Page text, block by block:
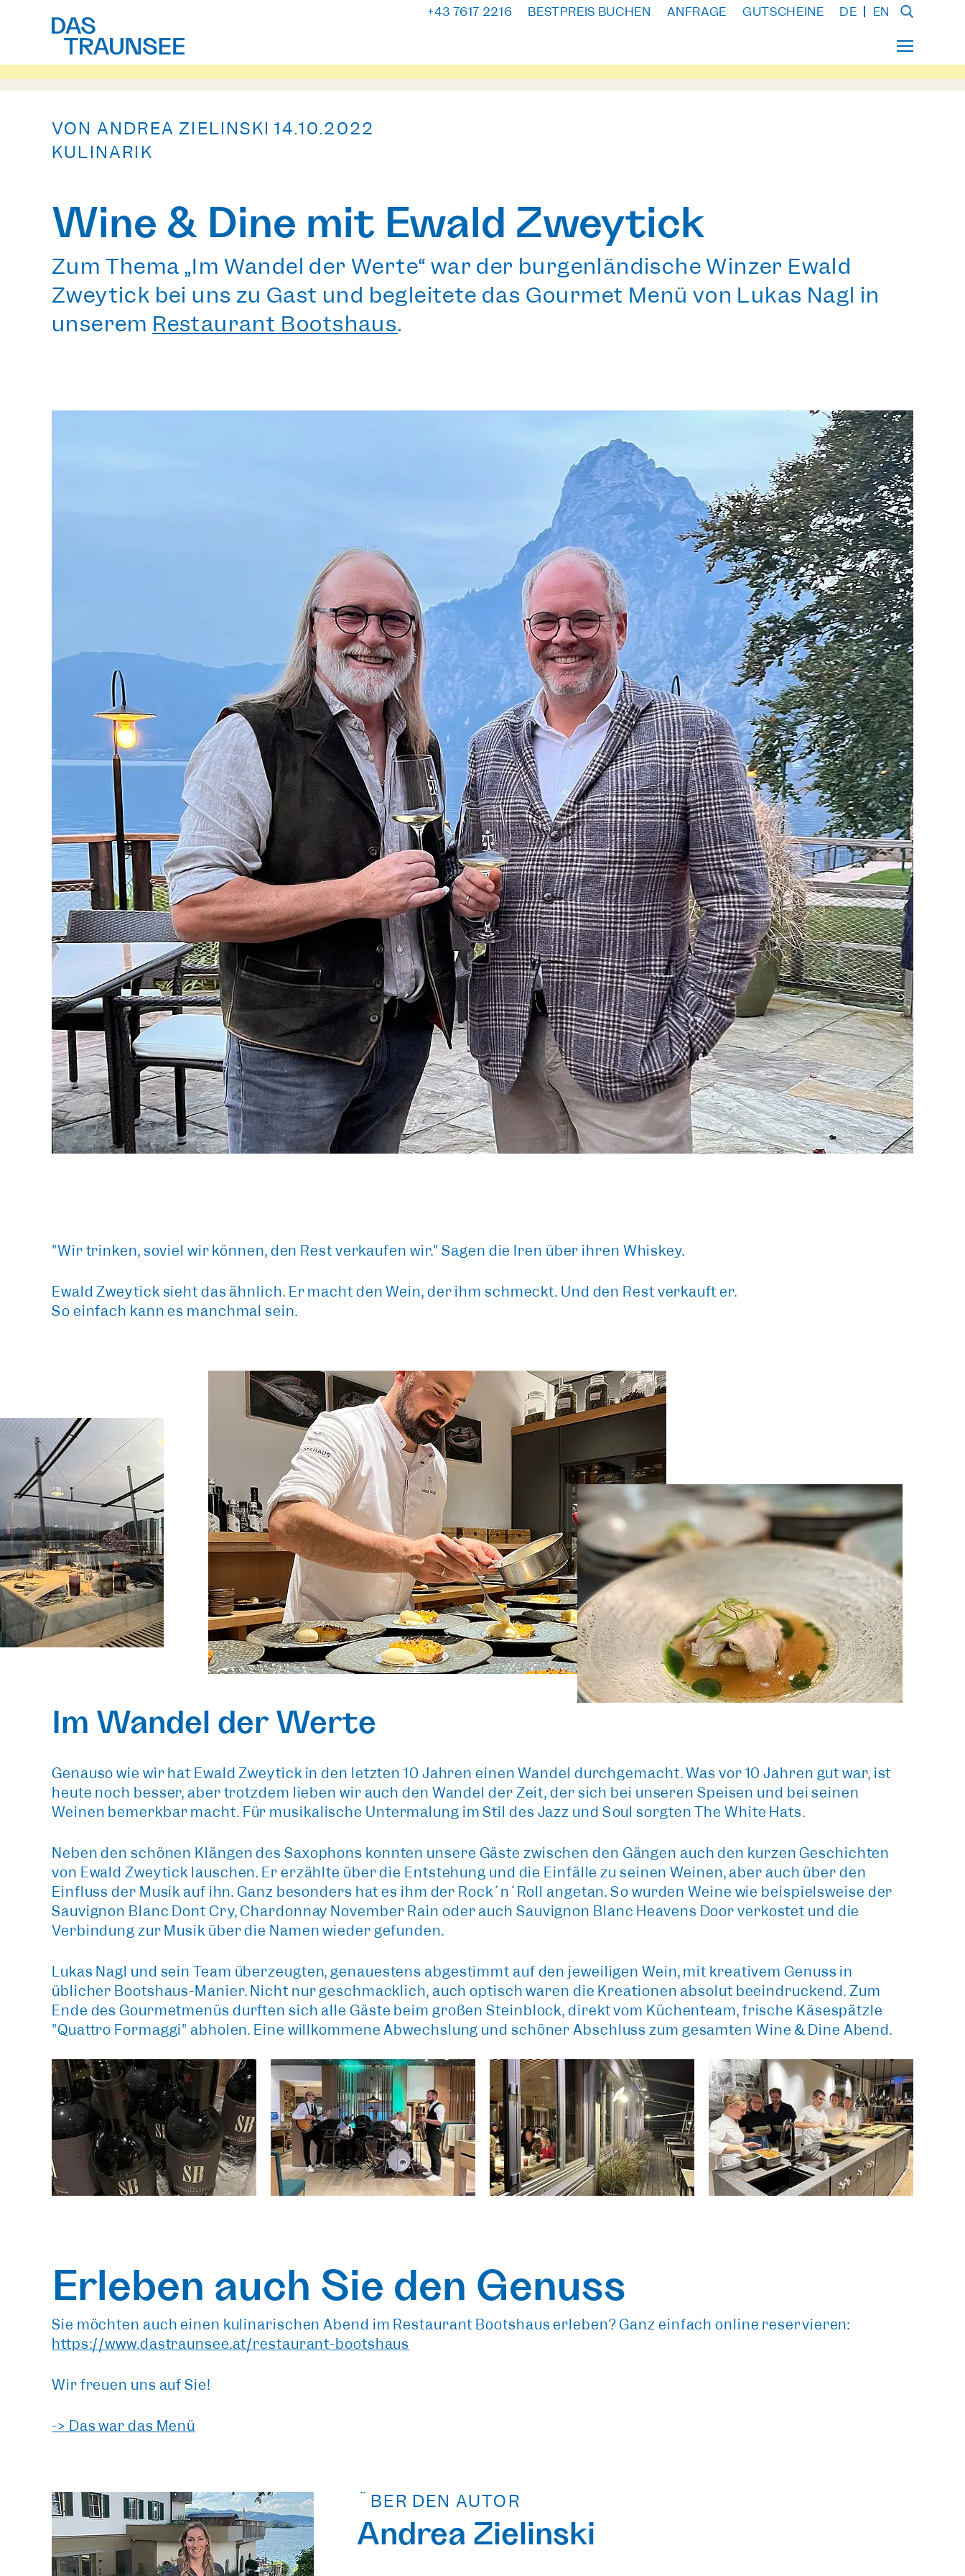
+43 7617 2216 BESTPREIS BUCHEN ANFRAGE GUTSCHEINE DE EN
VON ANDREA ZIELINSKI 14.10.2022
KULINARIK
Wine & Dine mit Ewald Zweytick
Zum Thema „Im Wandel der Werte“ war der burgenländische Winzer Ewald
Zweytick bei uns zu Gast und begleitete das Gourmet Menü von Lukas Nagl in
unserem Restaurant Bootshaus.
"Wir trinken, soviel wir können, den Rest verkaufen wir." Sagen die Iren über ihren Whiskey.
Ewald Zweytick sieht das ähnlich. Er macht den Wein, der ihm schmeckt. Und den Rest verkauft er.
So einfach kann es manchmal sein.
Im Wandel der Werte
Genauso wie wir hat Ewald Zweytickin den letzten 10 Jahren einen Wandel durchgemacht. Was vor 10 Jahren gut war, ist
heute noch besser, aber trotzdem lieben wir auch den Wandel der Zeit, der sich bei unseren Speisen und bei seinen
Weinen bemerkbar macht. Für musikalische Untermalung im Stil des Jazz und Soul sorgtenThe White Hats.
Neben den schönen Klängen des Saxophons konnten unsere Gäste zwischen den Gängen auch den kurzen Geschichten
von Ewald Zweytick lauschen. Er erzählte über die Entstehung und die Einfälle zu seinen Weinen, aber auch über den
Einfluss der Musik auf ihn. Ganz besonders hat es ihm der Rock´n´Roll angetan. So wurden Weine wie beispielsweise der
Sauvignon Blanc Dont Cry, Chardonnay November Rain oder auch Sauvignon Blanc Heavens Door verkostet und die
Verbindung zur Musik über die Namen wieder gefunden.
Lukas Nagl und sein Team überzeugten, genauestens abgestimmt auf den jeweiligen Wein, mit kreativem Genuss in
üblicher Bootshaus-Manier. Nicht nur geschmacklich, auch optisch waren die Kreationen absolut beeindruckend. Zum
Ende des Gourmetmenüs durften sich alle Gäste beim großen Steinblock, direkt vom Küchenteam, frische Käsespätzle
"Quattro Formaggi" abholen. Eine willkommene Abwechslung und schöner Abschluss zum gesamten Wine & Dine Abend.
Erleben auch Sie den Genuss
Sie möchten auch einen kulinarischen Abend im Restaurant Bootshaus erleben? Ganz einfach online reservieren:
https://www.dastraunsee.at/restaurant-bootshaus
Wir freuen uns auf Sie!
-> Das war das Menü
ÜBER DEN AUTOR
Andrea Zielinski